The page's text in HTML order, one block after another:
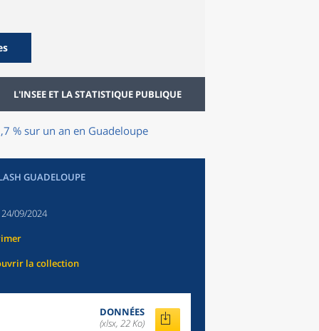
L'INSEE ET LA STATISTIQUE PUBLIQUE
% sur un an en Guadeloupe
GUADELOUPE
24/09/2024
la collection
DONNÉES
(xlsx, 22 Ko)